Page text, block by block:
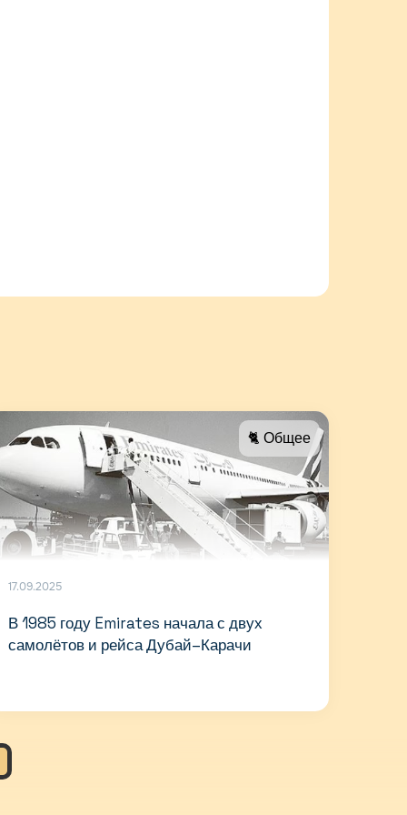
🐈 Общее
17.09.2025
В 1985 году Emirates начала с двух
самолётов и рейса Дубай–Карачи